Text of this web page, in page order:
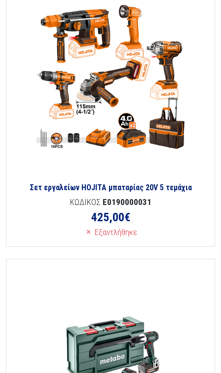
Σετ εργαλείων HOJITA μπαταρίας 20V 5 τεμάχια
ΚΩΔΙΚΟΣ E0190000031
425,00€
Εξαντλήθηκε